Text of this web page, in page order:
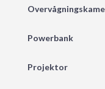
Powerbank
Projektor